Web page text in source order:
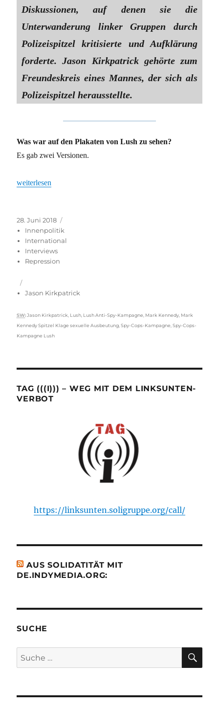
Diskussionen, auf denen sie die
Unterwanderung linker Gruppen durch
Polizeispitzel kritisierte und Aufklärung
forderte. Jason Kirkpatrick gehörte zum
Freundeskreis eines Mannes, der sich als
Polizeispitzel herausstellte.
Was war auf den Plakaten von Lush zu sehen?
Es gab zwei Versionen.
„Viel Aufmerksamkeit für Antispitzelkampagne«“
weiterlesen
Veröffentlicht
am
28. Juni 2018
Innenpolitik
International
Interviews
Repression
Jason Kirkpatrick
Schlagwörter
SW: Jason Kirkpatrick Lush Lush Anti-Spy-Kampagne Mark Kennedy Mark
Kennedy Spitzel Klage sexuelle Ausbeutung ,Spy-Cops-Kampagne ,Spy-Cops-
Kampagne Lush
TAG (((I))) – WEG MIT DEM LINKSUNTEN-
VERBOT
https://linksunten.soligruppe.org/call/
AUS SOLIDATITÄT MIT
DE.INDYMEDIA.ORG:
SUCHE
Suche
nach: